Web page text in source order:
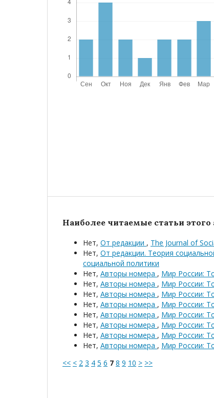
Наиболее читаемые статьи этого
Нет, От редакции , The Journal of
Нет, От редакции. Теория
социальной политики
Нет, Авторы номера , Мир России:
Нет, Авторы номера , Мир России:
Нет, Авторы номера , Мир России:
Нет, Авторы номера , Мир России:
Нет, Авторы номера , Мир России:
Нет, Авторы номера , Мир России:
Нет, Авторы номера , Мир России:
Нет, Авторы номера , Мир России:
<< < 2 3 4 5 6 7 8 9 10 > >>